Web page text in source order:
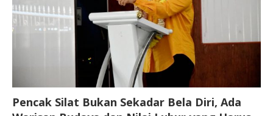
Pencak Silat Bukan Sekadar Bela Diri, Ada